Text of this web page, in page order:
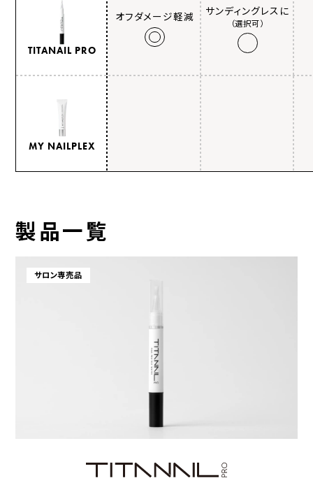
TITANAIL PRO
オフダメージ軽減 サンディングレスに
（選択可）
MY NAILPLEX
製品一覧
サロン専売品